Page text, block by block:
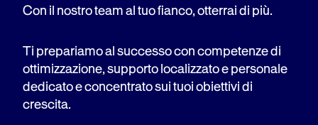
Con il nostro team al tuo fianco, otterrai di più.
Ti prepariamo al successo con competenze di
ottimizzazione, supporto localizzato e personale
dedicato e concentrato sui tuoi obiettivi di
crescita.